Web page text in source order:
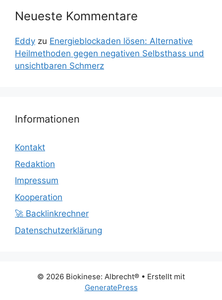
Neueste Kommentare
Eddy zu Energieblockaden lösen: Alternative
Heilmethoden gegen negativen Selbsthass und
unsichtbaren Schmerz
Informationen
Kontakt
Redaktion
Impressum
Kooperation
🚀 Backlinkrechner
Datenschutzerklärung
© 2026 Biokinese: Albrecht® • Erstellt mit
GeneratePress